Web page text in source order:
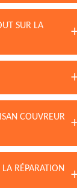
SUR LA
COUVREUR
RÉPARATION